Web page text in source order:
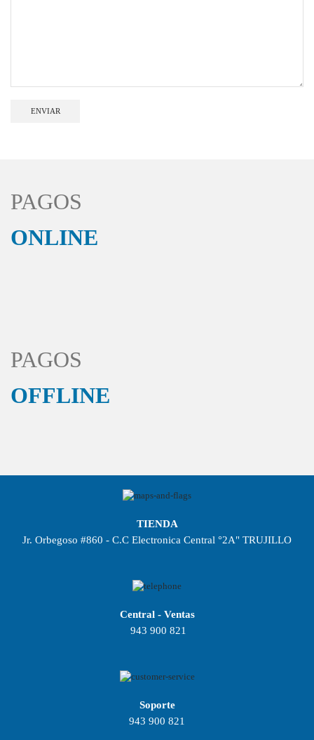
PAGOS
ONLINE
PAGOS
OFFLINE
TIENDA
Jr. Orbegoso #860 - C.C Electronica Central °2A" TRUJILLO
Central - Ventas
943 900 821
Soporte
943 900 821